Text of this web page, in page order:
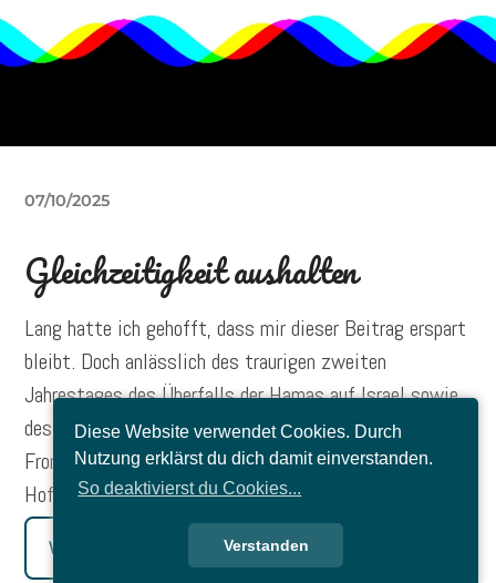
Diese Website verwendet Cookies. Durch
Nutzung erklärst du dich damit einverstanden.
So deaktivierst du Cookies...
Verstanden
07/10/2025
Gleichzeitigkeit aushalten
Lang hatte ich gehofft, dass mir dieser Beitrag erspart
bleibt. Doch anlässlich des traurigen zweiten
Jahrestages des Überfalls der Hamas auf Israel sowie
des daraus resultierenden Gaza-Krieges scheinen die
Fronten verhärteter denn je – auch wenn gerade ein
Hoffnungsschimmer möglich scheint.
Weiterlesen